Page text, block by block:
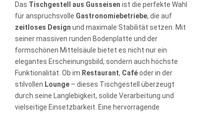
Das Tischgestell aus Gusseisen ist die perfekte Wahl
für anspruchsvolle Gastronomiebetriebe, die auf
zeitloses Design und maximale Stabilität setzen. Mit
seiner massiven runden Bodenplatte und der
formschönen Mittelsäule bietet es nicht nur ein
elegantes Erscheinungsbild, sondern auch höchste
Funktionalität. Ob im Restaurant, Caféoder in der
stilvollen Lounge – dieses Tischgestell überzeugt
durch seine Langlebigkeit, solide Verarbeitung und
vielseitige Einsetzbarkeit. Eine hervorragende